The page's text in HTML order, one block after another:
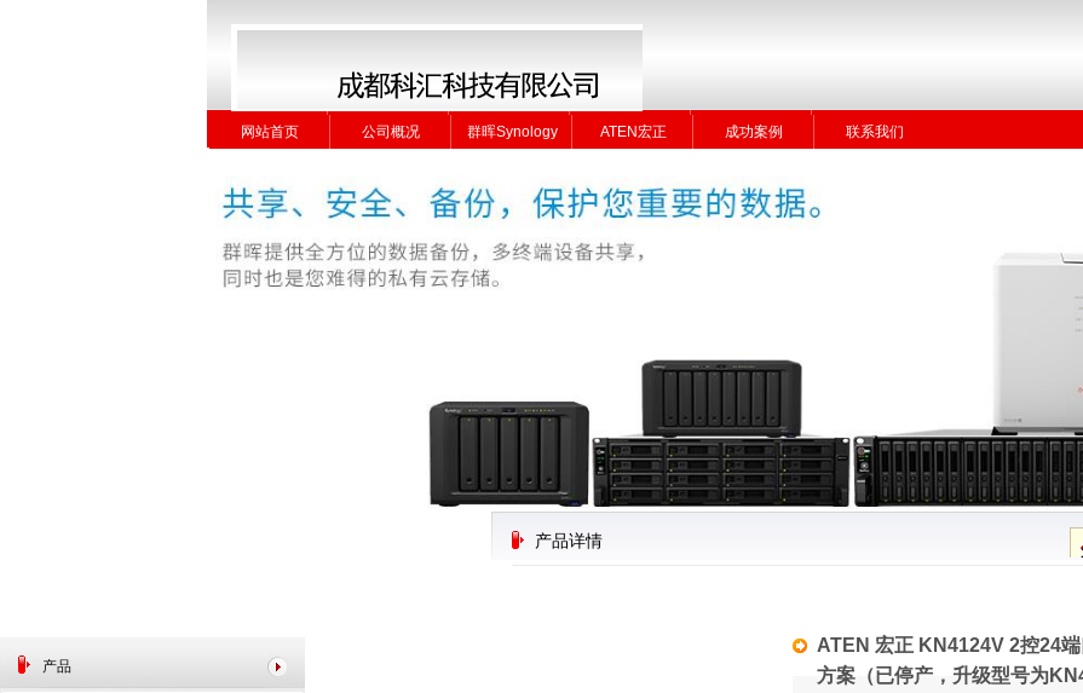
网站首页 公司概况 群晖Synology ATEN宏正 成功案例 联系我们
网站首页 公司概况 群晖Synology ATEN宏正 成功案例 联系我们
产品详情
ATEN 宏正 KN4124V 2控24
方案（已停产，升级型号为
产品